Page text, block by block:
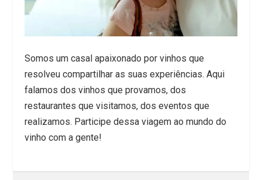
Somos um casal apaixonado por vinhos que
resolveu compartilhar as suas experiências. Aqui
falamos dos vinhos que provamos, dos
restaurantes que visitamos, dos eventos que
realizamos. Participe dessa viagem ao mundo do
vinho com a gente!